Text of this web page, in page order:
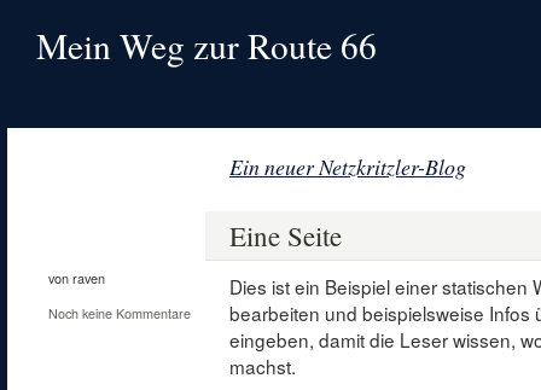
Mein Weg zur Route 66
Ein neuer Netzkritzler-Blog
von raven
Noch keine Kommentare
Eine Seite
Dies ist ein Beispiel einer statischen
bearbeiten und beispielsweise Infos
eingeben, damit die Leser wissen,
machst.